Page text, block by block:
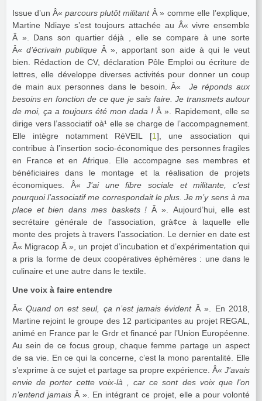
Issue d’un Â« parcours plutôt militantÂ » comme elle l’explique,
Martine Ndiaye s’est toujours attachée au Â« vivre ensemble
Â ». Dans son quartier déjà , elle se compare à une sorte
Â« d’écrivain publique Â », apportant son aide à qui le veut
bien. Rédaction de CV, déclaration Pôle Emploi ou écriture de
lettres, elle développe diverses activités pour donner un coup
de main aux personnes dans le besoin. Â«
Je réponds aux
besoins en fonction de ce que je sais faire. Je transmets autour
de moi, ça a toujours été mon dada ! Â ». Rapidement, elle se
dirige vers l’associatif oà¹ elle se charge de l’accompagnement.
Elle intègre notamment RéVEIL [1], une association qui
contribue à l’insertion socio-économique des personnes fragiles
en France et en Afrique. Elle accompagne ses membres et
bénéficiaires dans le montage et la réalisation de projets
économiques. Â« J’ai une fibre sociale et militante, c’est
pourquoi l’associatif me correspondait le plus. Je m’y sens à ma
place et bien dans mes baskets ! Â ». Aujourd’hui, elle est
secrétaire générale de l’association, grà¢ce à laquelle elle
monte des projets à travers l’association. Le dernier en date est
Â« Migracop Â », un projet d’incubation et d’expérimentation qui
a pris la forme de deux coopératives éphémères : une dans le
culinaire et une autre dans le textile.
Une voix à faire entendre
Â« Quand on est seul, ça n’est jamais évidentÂ ». En 2018,
Martine rejoint le groupe des 12 participantes au projet REGAL,
animé en France par le Grdr et financé par l’Union Européenne.
Au sein de ce focus group, chaque femme partage un aspect
de sa vie. En ce qui la concerne, c’est la mono parentalité. Elle
s’exprime à ce sujet et partage sa propre expérience. Â« J’avais
envie de porter cette voix-là , car ce sont des voix que l’on
n’entend jamais Â ». En intégrant ce projet, elle a pour volonté